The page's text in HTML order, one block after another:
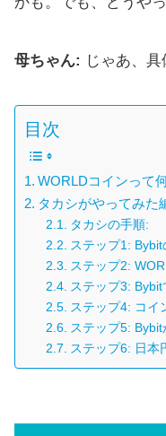
母ちゃん: じゃあ、具
目次
WORLDコインって
タカシがやってみた
タカシの手順:
ステップ1:
ステップ2:
ステップ3:
ステップ4: コイ
ステップ5:
ステップ6: 日本